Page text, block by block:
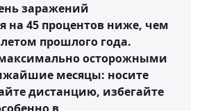
заражений
на 45 процентов ниже, чем
прошлого года.
осторожными
месяцы: носите
дистанцию, избегайте